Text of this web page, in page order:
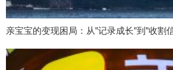
亲宝宝的变现困局：从”记录成长”到”收割